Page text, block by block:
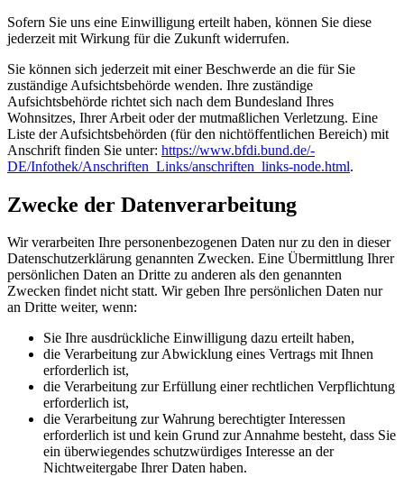
Sofern Sie uns eine Einwilligung erteilt haben, können Sie diese
jederzeit mit Wirkung für die Zukunft widerrufen.
Sie können sich jederzeit mit einer Beschwerde an die für Sie
zuständige Aufsichtsbehörde wenden. Ihre zuständige
Aufsichtsbehörde richtet sich nach dem Bundesland Ihres
Wohnsitzes, Ihrer Arbeit oder der mutmaßlichen Verletzung. Eine
Liste der Aufsichtsbehörden (für den nichtöffentlichen Bereich) mit
Anschrift finden Sie unter: https://www.bfdi.bund.de/­
DE/Infothek/Anschriften_Links/­anschriften_links-node.html.
Zwecke der Datenverarbeitung
Wir verarbeiten Ihre personenbezogenen Daten nur zu den in dieser
Datenschutzerklärung genannten Zwecken. Eine Übermittlung Ihrer
persönlichen Daten an Dritte zu anderen als den genannten
Zwecken findet nicht statt. Wir geben Ihre persönlichen Daten nur
an Dritte weiter, wenn:
Sie Ihre ausdrückliche Einwilligung dazu erteilt haben,
die Verarbeitung zur Abwicklung eines Vertrags mit Ihnen
erforderlich ist,
die Verarbeitung zur Erfüllung einer rechtlichen Verpflichtung
erforderlich ist,
die Verarbeitung zur Wahrung berechtigter Interessen
erforderlich ist und kein Grund zur Annahme besteht, dass Sie
ein überwiegendes schutzwürdiges Interesse an der
Nichtweitergabe Ihrer Daten haben.